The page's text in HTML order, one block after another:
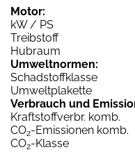
Motor:
kW / PS
Treibstoff
Hubraum
Umweltnormen:
Schadstoffklasse
Umweltplakette
Verbrauch und
Kraftstoffverbr. komb.
CO2-Emissionen komb.
CO2-Klasse